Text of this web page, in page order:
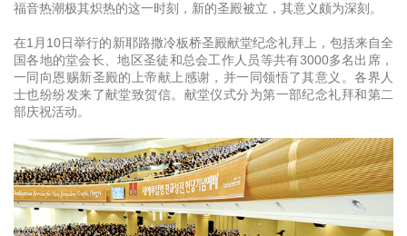
福音热潮极其炽热的这一时刻，新的圣殿被立，其意义颇为深刻。
在1月10日举行的新耶路撒冷板桥圣殿献堂纪念礼拜上，包括来自全
国各地的堂会长、地区圣徒和总会工作人员等共有3000多名出席，
一同向恩赐新圣殿的上帝献上感谢，并一同领悟了其意义。各界人
士也纷纷发来了献堂致贺信。献堂仪式分为第一部纪念礼拜和第二
部庆祝活动。